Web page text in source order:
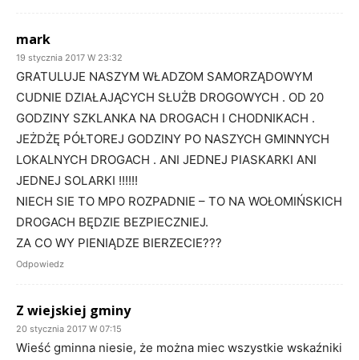
mark
19 stycznia 2017 W 23:32
GRATULUJE NASZYM WŁADZOM SAMORZĄDOWYM
CUDNIE DZIAŁAJĄCYCH SŁUŻB DROGOWYCH . OD 20
GODZINY SZKLANKA NA DROGACH I CHODNIKACH .
JEŻDŻĘ PÓŁTOREJ GODZINY PO NASZYCH GMINNYCH
LOKALNYCH DROGACH . ANI JEDNEJ PIASKARKI ANI
JEDNEJ SOLARKI !!!!!!
NIECH SIE TO MPO ROZPADNIE – TO NA WOŁOMIŃSKICH
DROGACH BĘDZIE BEZPIECZNIEJ.
ZA CO WY PIENIĄDZE BIERZECIE???
Odpowiedz
Z wiejskiej gminy
20 stycznia 2017 W 07:15
Wieść gminna niesie, że można miec wszystkie wskaźniki